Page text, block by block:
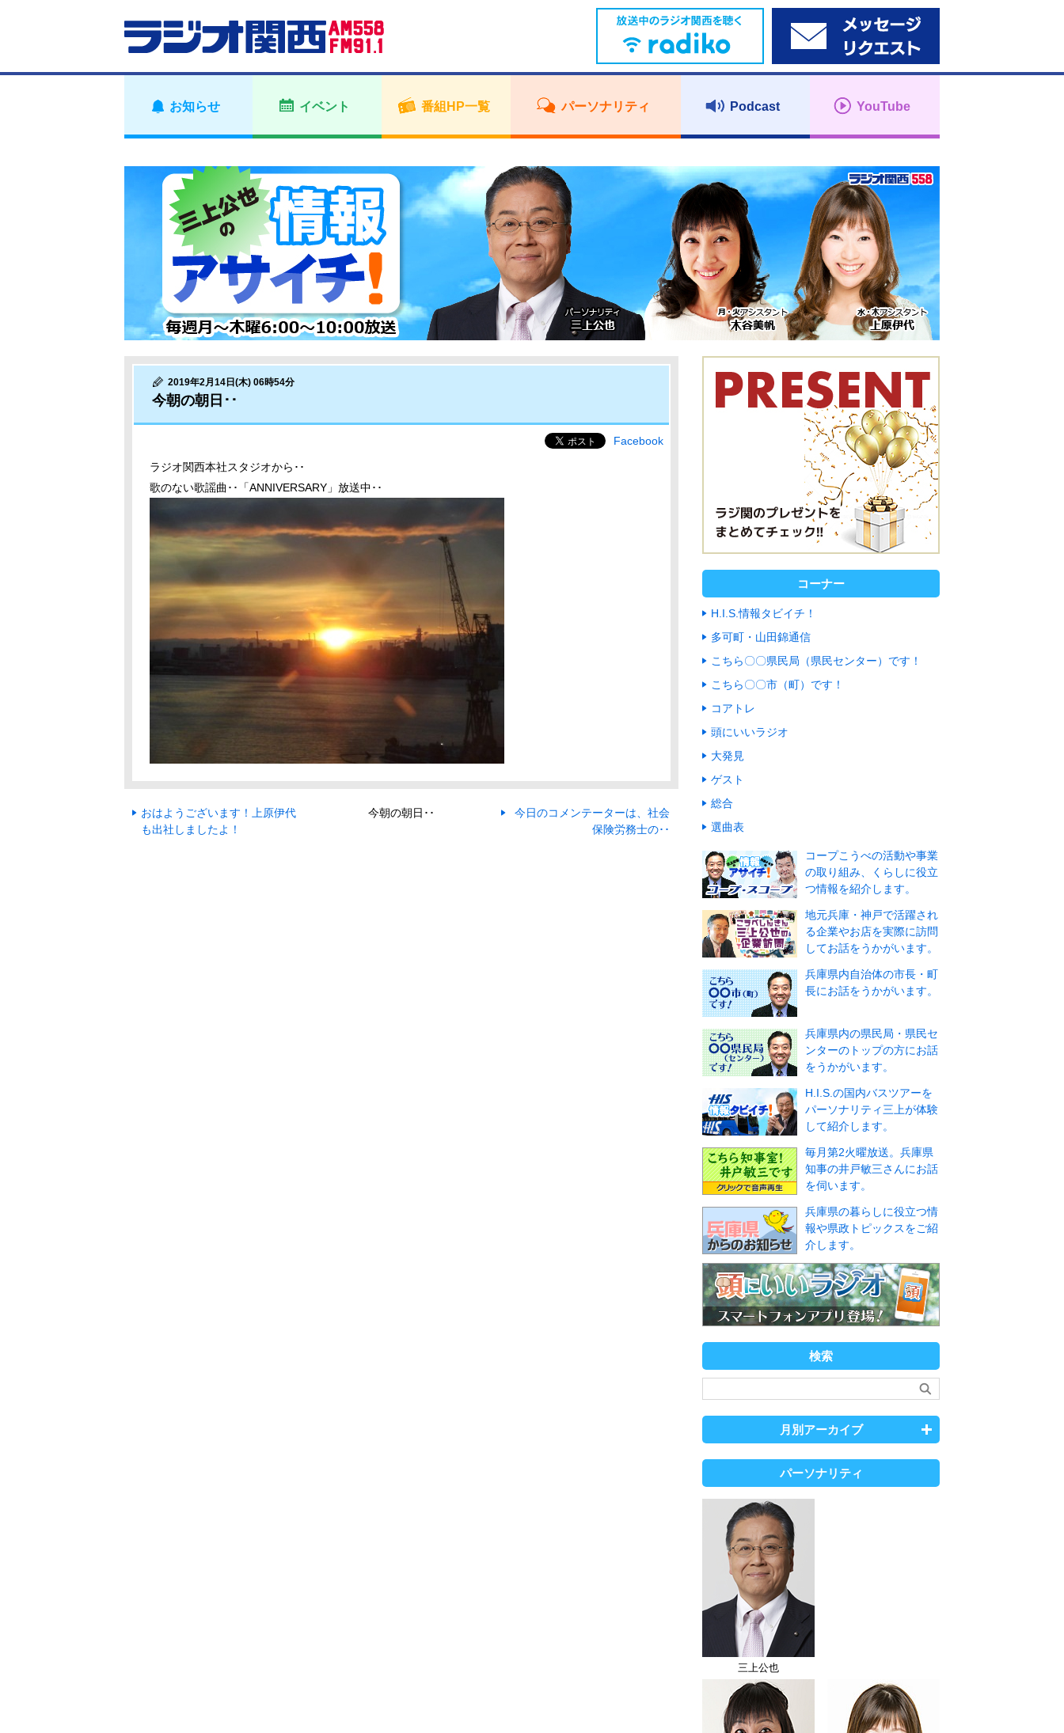
お知らせ イベント 番組HP一覧 パーソナリティ Podcast YouTube
2019年2月14日(木) 06時54分
今朝の朝日･･
Facebook
ラジオ関西本社スタジオから･･
歌のない歌謡曲･･「ANNIVERSARY」放送中･･
おはようございます！上原伊代
も出社しましたよ！
今朝の朝日･･
今日のコメンテーターは、社会
保険労務士の･･
コーナー
H.I.S.情報タビイチ！
多可町・山田錦通信
こちら〇〇県民局（県民センター）です！
こちら〇〇市（町）です！
コアトレ
頭にいいラジオ
大発見
ゲスト
総合
選曲表
コープこうべの活動や事業
の取り組み、くらしに役立
つ情報を紹介します。
地元兵庫・神戸で活躍され
る企業やお店を実際に訪問
してお話をうかがいます。
兵庫県内自治体の市長・町
長にお話をうかがいます。
兵庫県内の県民局・県民セ
ンターのトップの方にお話
をうかがいます。
H.I.S.の国内バスツアーを
パーソナリティ三上が体験
して紹介します。
毎月第2火曜放送。兵庫県
知事の井戸敏三さんにお話
を伺います。
兵庫県の暮らしに役立つ情
報や県政トピックスをご紹
介します。
検索
月別アーカイブ
パーソナリティ
三上公也